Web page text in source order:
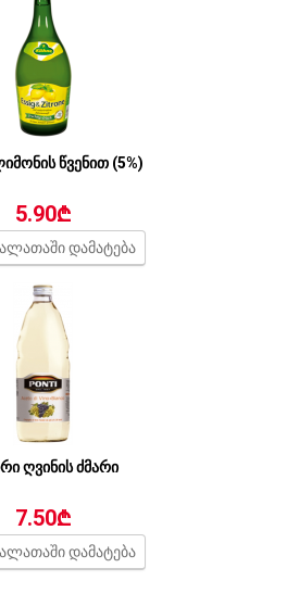
წვენით (5%)
5.90₾
დამატება
ღვინის ძმარი
7.50₾
დამატება